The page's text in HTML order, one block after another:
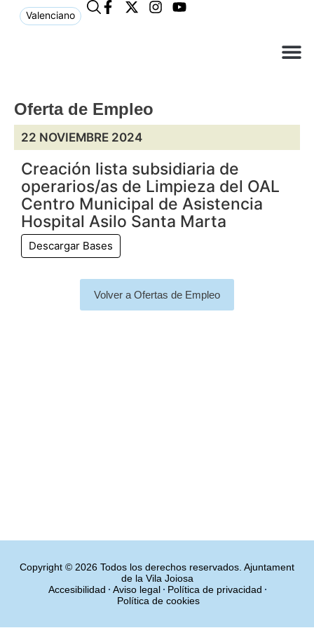
Valenciano
Oferta de Empleo
22 NOVIEMBRE 2024
Creación lista subsidiaria de
operarios/as de Limpieza del OAL
Centro Municipal de Asistencia
Hospital Asilo Santa Marta
Descargar Bases
Volver a Ofertas de Empleo
Copyright © 2026 Todos los derechos reservados. Ajuntament
de la Vila Joiosa
Accesibilidad
Aviso legal
Política de privacidad
Política de cookies